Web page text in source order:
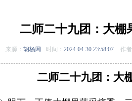
二师二十九团：大棚
来源： 胡杨网 时间： 2024-04-30 23:58:07 作者
二师二十九团：大